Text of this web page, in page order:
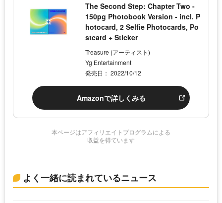
The Second Step: Chapter Two -
150pg Photobook Version - incl. P
hotocard, 2 Selfie Photocards, Po
stcard + Sticker
Treasure (アーティスト)
Yg Entertainment
発売日： 2022/10/12
Amazonで詳しくみる
本ページはアフィリエイトプログラムによる
収益を得ています
よく一緒に読まれているニュース